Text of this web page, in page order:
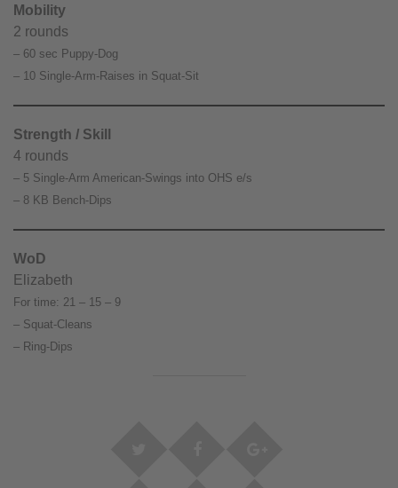
Mobility
2 rounds
– 60 sec Puppy-Dog
– 10 Single-Arm-Raises in Squat-Sit
Strength / Skill
4 rounds
– 5 Single-Arm American-Swings into OHS e/s
– 8 KB Bench-Dips
WoD
Elizabeth
For time: 21 – 15 – 9
– Squat-Cleans
– Ring-Dips